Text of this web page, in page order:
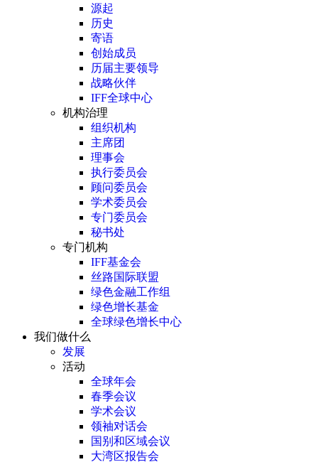
源起
历史
寄语
创始成员
历届主要领导
战略伙伴
IFF全球中心
机构治理
组织机构
主席团
理事会
执行委员会
顾问委员会
学术委员会
专门委员会
秘书处
专门机构
IFF基金会
丝路国际联盟
绿色金融工作组
绿色增长基金
全球绿色增长中心
我们做什么
发展
活动
全球年会
春季会议
学术会议
领袖对话会
国别和区域会议
大湾区报告会